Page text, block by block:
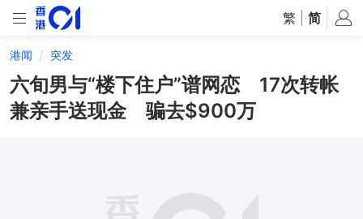
繁 简
港闻 突发
六旬男与“楼下住户”谱网恋 17次转帐
兼亲手送现金 骗去$900万